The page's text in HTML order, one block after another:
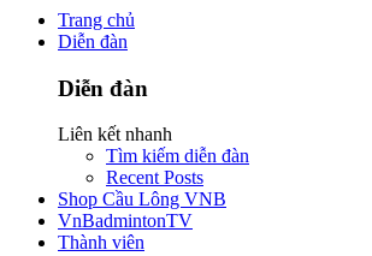
Trang chủ
Diễn đàn
Diễn đàn
Liên kết nhanh
Tìm kiếm diễn đàn
Recent Posts
Shop Cầu Lông VNB
VnBadmintonTV
Thành viên